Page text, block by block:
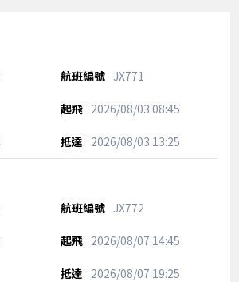
JX771
2026/08/03 08:45
2026/08/03 13:25
JX772
2026/08/07 14:45
2026/08/07 19:25